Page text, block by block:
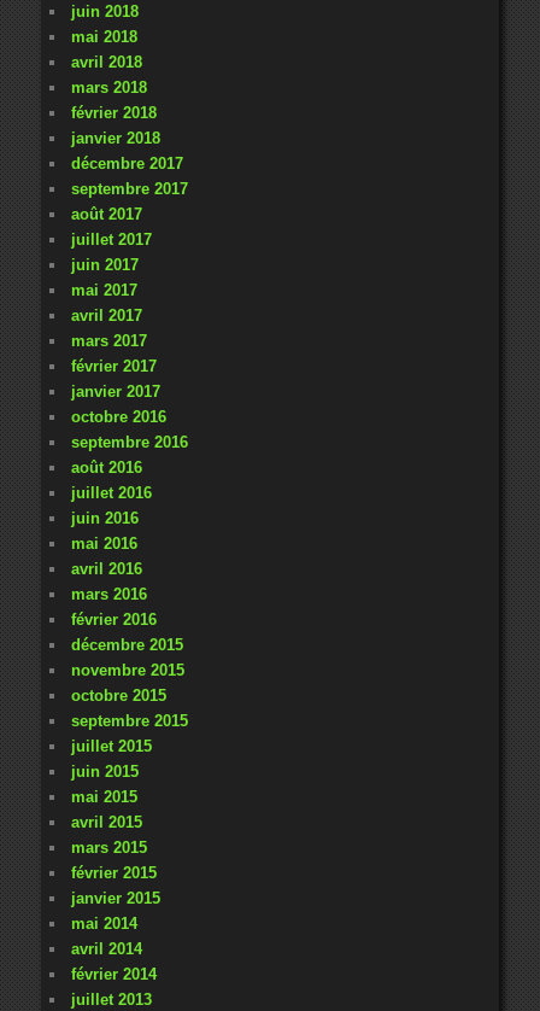
juin 2018
mai 2018
avril 2018
mars 2018
février 2018
janvier 2018
décembre 2017
septembre 2017
août 2017
juillet 2017
juin 2017
mai 2017
avril 2017
mars 2017
février 2017
janvier 2017
octobre 2016
septembre 2016
août 2016
juillet 2016
juin 2016
mai 2016
avril 2016
mars 2016
février 2016
décembre 2015
novembre 2015
octobre 2015
septembre 2015
juillet 2015
juin 2015
mai 2015
avril 2015
mars 2015
février 2015
janvier 2015
mai 2014
avril 2014
février 2014
juillet 2013